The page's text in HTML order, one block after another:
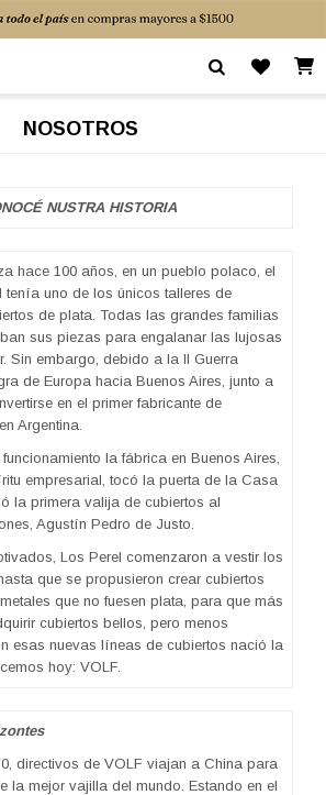
NOSOTROS
NUSTRA HISTORIA
hace 100 años, en un pueblo polaco, el
tenía uno de los únicos talleres de
de plata. Todas las grandes familias
sus piezas para engalanar las lujosas
Sin embargo, debido a la II Guerra
de Europa hacia Buenos Aires, junto a
en el primer fabricante de
Argentina.
la fábrica en Buenos Aires,
empresarial, tocó la puerta de la Casa
la primera valija de cubiertos al
Agustín Pedro de Justo.
Los Perel comenzaron a vestir los
que se propusieron crear cubiertos
que no fuesen plata, para que más
cubiertos bellos, pero menos
esas nuevas líneas de cubiertos nació la
hoy: VOLF.
directivos de VOLF viajan a China para
la mejor vajilla del mundo. Estando en el